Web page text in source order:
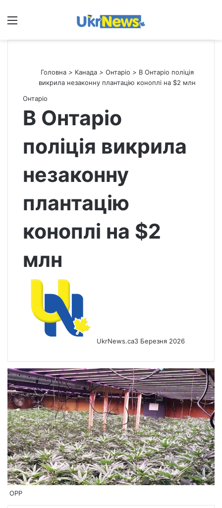
Меню
Головна > Канада > Онтаріо > В Онтаріо поліція
викрила незаконну плантацію коноплі на $2 млн
Онтаріо
В Онтаріо
поліція викрила
незаконну
плантацію
коноплі на $2
млн
UkrNews.ca3 Березня 2026
OPP